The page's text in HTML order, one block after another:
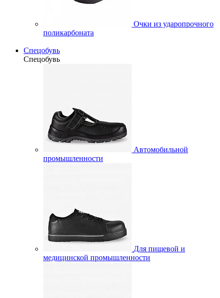
Очки из ударопрочного
поликарбоната
Спецобувь
Спецобувь
Автомобильной
промышленности
Для пищевой и
медицинской промышленности